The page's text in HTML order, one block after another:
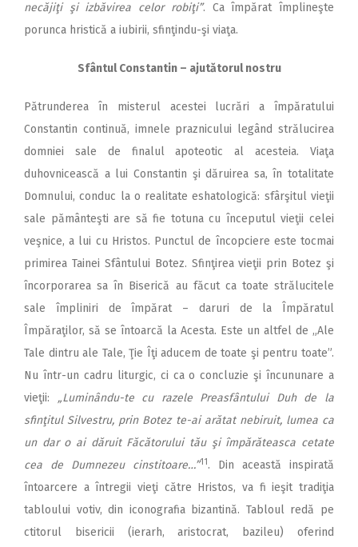
necăjiţi şi izbăvirea celor robiţi”. Ca împărat împlineşte
porunca hristică a iubirii, sfinţindu-şi viaţa.
Sfântul Constantin – ajutătorul nostru
Pătrunderea în misterul acestei lucrări a împăratului
Constantin continuă, imnele praznicului legând strălucirea
domniei sale de finalul apoteotic al acesteia. Viaţa
duhovnicească a lui Constantin şi dăruirea sa, în totalitate
Domnului, conduc la o realitate eshatologică: sfârşitul vieţii
sale pământeşti are să fie totuna cu începutul vieţii celei
veşnice, a lui cu Hristos. Punctul de încopciere este tocmai
primirea Tainei Sfântului Botez. Sfinţirea vieţii prin Botez şi
încorporarea sa în Biserică au făcut ca toate strălucitele
sale împliniri de împărat – daruri de la Împăratul
Împăraţilor, să se întoarcă la Acesta. Este un altfel de „Ale
Tale dintru ale Tale, Ţie Îţi aducem de toate şi pentru toate”.
Nu într-un cadru liturgic, ci ca o concluzie şi încununare a
vieţii: „Luminându-te cu razele Preasfântului Duh de la
sfinţitul Silvestru, prin Botez te-ai arătat nebiruit, lumea ca
un dar o ai dăruit Făcătorului tău şi împărăteasca cetate
cea de Dumnezeu cinstitoare…”11 . Din această inspirată
întoarcere a întregii vieţi către Hristos, va fi ieşit tradiţia
tabloului votiv, din iconografia bizantină. Tabloul redă pe
ctitorul bisericii (ierarh, aristocrat, bazileu) oferind